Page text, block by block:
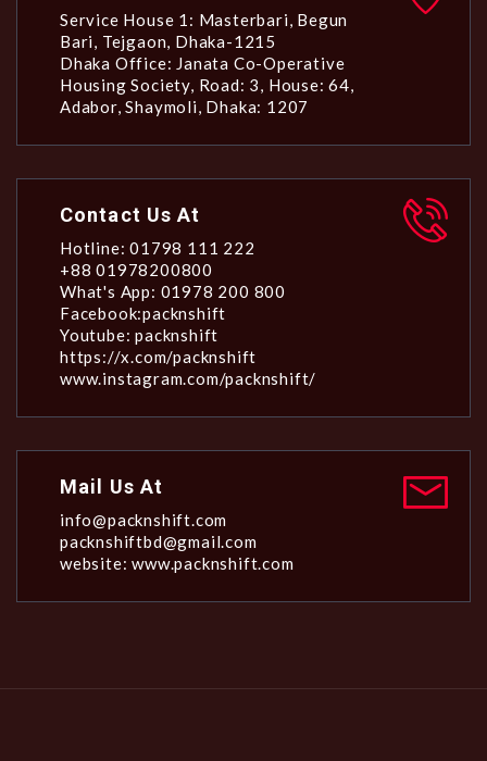
Service House 1: Masterbari, Begun
Bari, Tejgaon, Dhaka-1215
Dhaka Office: Janata Co-Operative
Housing Society, Road: 3, House: 64,
Adabor, Shaymoli, Dhaka: 1207
Contact Us At
Hotline: 01798 111 222
+88 01978200800
What's App: 01978 200 800
Facebook:packnshift
Youtube: packnshift
https://x.com/packnshift
www.instagram.com/packnshift/
Mail Us At
info@packnshift.com
packnshiftbd@gmail.com
website: www.packnshift.com